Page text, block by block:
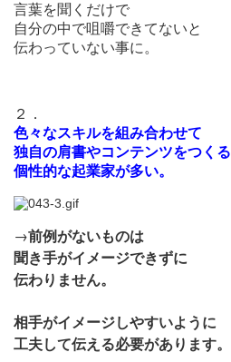
言葉を聞くだけで
自分の中で咀嚼できてないと
伝わっていない事に。
２．
色々なスキルを組み合わせて
独自の肩書やコンテンツをつくる
個性的な起業家が多い。
→前例がないものは
聞き手がイメージできずに
伝わりません。
相手がイメージしやすいように
工夫して伝える必要があります。